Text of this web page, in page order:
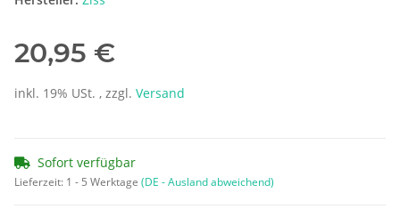
20,95 €
inkl. 19% USt. , zzgl. Versand
Sofort verfügbar
Lieferzeit: 1 - 5 Werktage (DE - Ausland abweichend)